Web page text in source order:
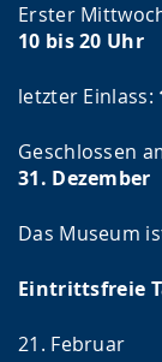
Erster
10 bis 20 Uhr
letzter Einlass:
Geschlossen
31. Dezember
Das Museum
Eintrittsfreie
21. Februar